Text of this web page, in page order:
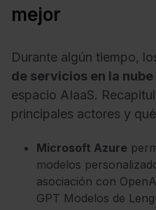
mejor
Durante algún tiempo,
de servicios en la nube
espacio AIaaS.
principales actores y
Microsoft Azure
modelos
asociación con
GPT Modelos de